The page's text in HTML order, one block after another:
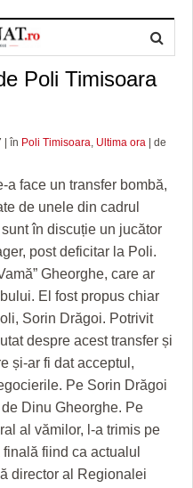
Poli Timisoara
| în Poli Timisoara, Ultima ora | de
a face un transfer bombă,
de unele din cadrul
în discuție un jucător
post deficitar la Poli.
Gheorghe, care ar
El fost propus chiar
Sorin Drăgoi. Potrivit
despre acest transfer și
și-ar fi dat acceptul,
Pe Sorin Drăgoi
Dinu Gheorghe. Pe
al vămilor, l-a trimis pe
fiind ca actualul
director al Regionalei